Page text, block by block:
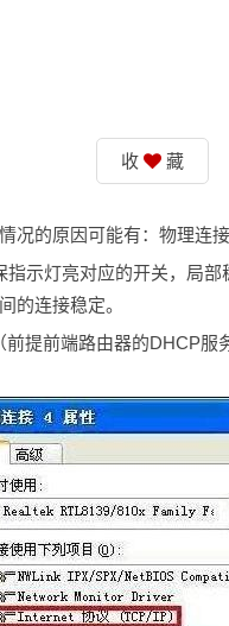
收 藏
况的原因可能有：物理连
示灯亮对应的开关，局
的连接稳定。
提前端路由器的DHCP